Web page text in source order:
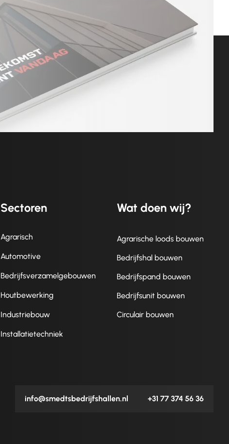
Sectoren
Agrarisch
Automotive
Bedrijfsverzamelgebouwen
Houtbewerking
Industriebouw
Installatietechniek
Wat doen wij?
Agrarische loods bouwen
Bedrijfshal bouwen
Bedrijfspand bouwen
Bedrijfsunit bouwen
Circulair bouwen
info@smedtsbedrijfshallen.nl +31 77 374 56 36